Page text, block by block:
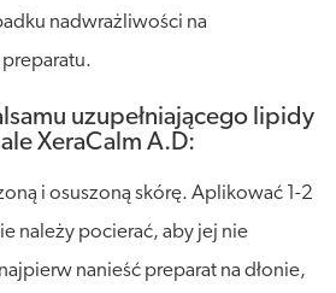
nadwrażliwości na
uzupełniającego lipidy
XeraCalm A.D:
i osuszoną skórę. Aplikować 1-2
należy pocierać, aby jej nie
nanieść preparat na dłonie,